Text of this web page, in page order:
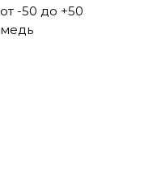
от -50 до +50
медь